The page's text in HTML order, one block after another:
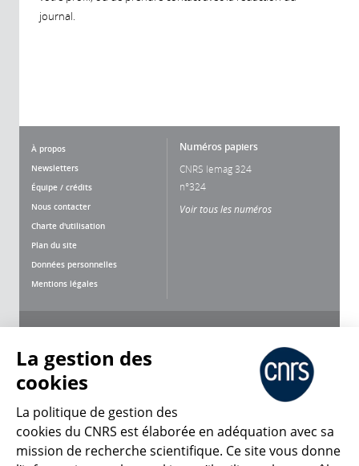
journal.
À propos
Newsletters
Équipe / crédits
Nous contacter
Charte d'utilisation
Plan du site
Données personnelles
Mentions légales
Numéros papiers
CNRS lemag 324
n°324
Voir tous les numéros
CNRS Le Mag
La gestion des
cookies
La politique de gestion des
cookies du CNRS est élaborée en adéquation avec sa
mission de recherche scientifique. Ce site vous donne